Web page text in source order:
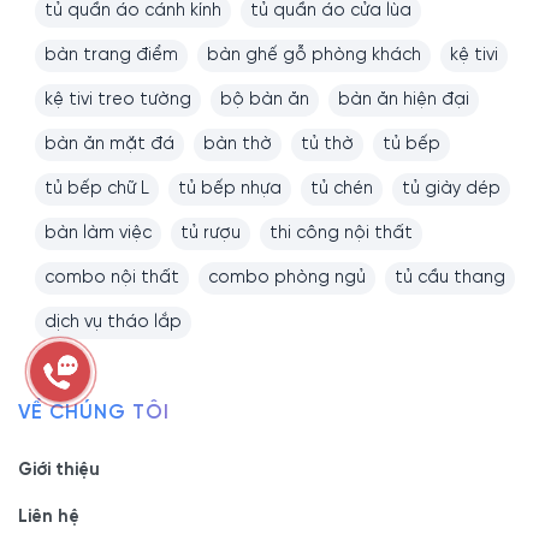
tủ quần áo cánh kính tủ quần áo cửa lùa
bàn trang điểm bàn ghế gỗ phòng khách kệ tivi
kệ tivi treo tường bộ bàn ăn bàn ăn hiện đại
bàn ăn mặt đá bàn thờ tủ thờ tủ bếp
tủ bếp chữ L tủ bếp nhựa tủ chén tủ giày dép
bàn làm việc tủ rượu thi công nội thất
combo nội thất combo phòng ngủ tủ cầu thang
dịch vụ tháo lắp
VỀ CHÚNG TÔI
Giới thiệu
Liên hệ